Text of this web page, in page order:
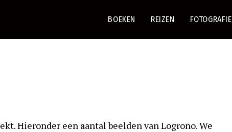
BOEKEN REIZEN FOTOGRAFIE
Hieronder een aantal beelden van Logroño. We